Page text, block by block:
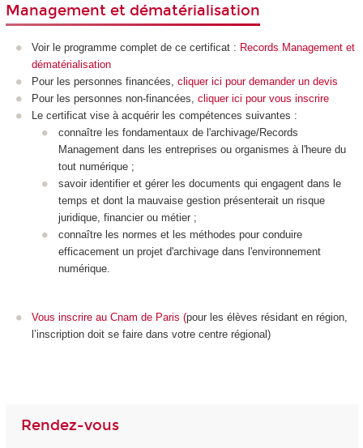
Management et dématérialisation
Voir le programme complet de ce certificat : Records Management et
dématérialisation
Pour les personnes financées, cliquer ici pour demander un devis
Pour les personnes non-financées, cliquer ici pour vous inscrire
Le certificat vise à acquérir les compétences suivantes :
connaître les fondamentaux de l'archivage/Records
Management dans les entreprises ou organismes à l'heure du
tout numérique ;
savoir identifier et gérer les documents qui engagent dans le
temps et dont la mauvaise gestion présenterait un risque
juridique, financier ou métier ;
connaître les normes et les méthodes pour conduire
efficacement un projet d'archivage dans l'environnement
numérique.
Vous inscrire au Cnam de Paris (pour les élèves résidant en région,
l’inscription doit se faire dans votre centre régional)
Rendez-vous